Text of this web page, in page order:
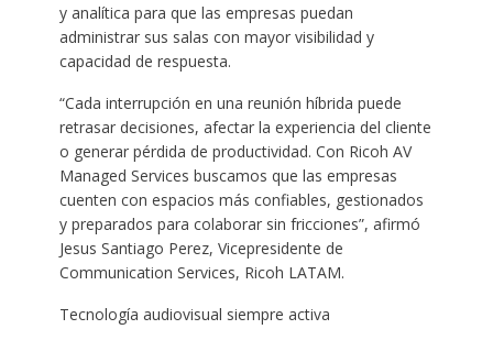
y analítica para que las empresas puedan
administrar sus salas con mayor visibilidad y
capacidad de respuesta.
“Cada interrupción en una reunión híbrida puede
retrasar decisiones, afectar la experiencia del cliente
o generar pérdida de productividad. Con Ricoh AV
Managed Services buscamos que las empresas
cuenten con espacios más confiables, gestionados
y preparados para colaborar sin fricciones”, afirmó
Jesus Santiago Perez, Vicepresidente de
Communication Services, Ricoh LATAM.
Tecnología audiovisual siempre activa